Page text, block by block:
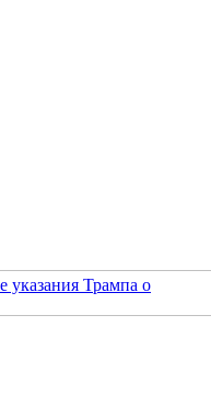
указания Трампа о